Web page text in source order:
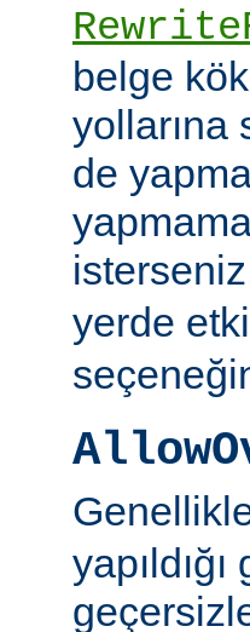
belge
yollarına
de
yerde